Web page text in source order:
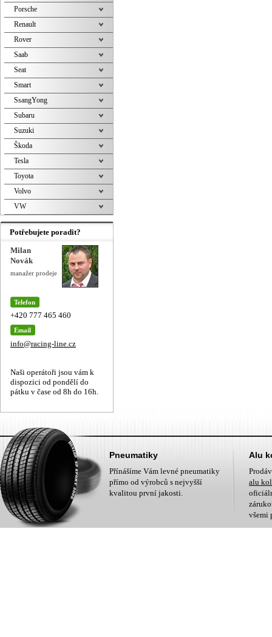
Porsche
Renault
Rover
Saab
Seat
Smart
SsangYong
Subaru
Suzuki
Škoda
Tesla
Toyota
Volvo
VW
Potřebujete poradit?
Milan
Novák
manažer prodeje
Telefon
+420 777 465 460
Email
info@racing-line.cz
Naši operátoři jsou vám k
dispozici od pondělí do
pátku v čase od 8h do 16h.
Pneumatiky
Přínášíme Vám levné pneumatiky
přímo od výrobců s nejvyšší
kvalitou první jakosti.
Alu
alu
všemi